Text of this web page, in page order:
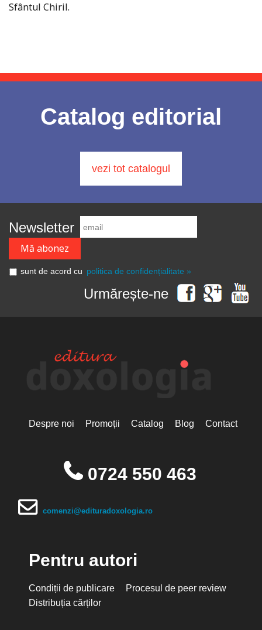
Sfântul Chiril.
Catalog editorial
vezi tot catalogul
Newsletter
sunt de acord cu politica de confidențialitate »
Urmărește-ne
Despre noi Promoții Catalog Blog Contact
0724 550 463
comenzi@edituradoxologia.ro
Pentru autori
Condiții de publicare
Procesul de peer review
Distribuția cărților